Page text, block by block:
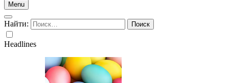
Menu
Найти:
Headlines